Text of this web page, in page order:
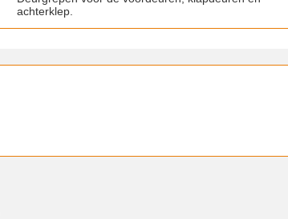
achterklep.